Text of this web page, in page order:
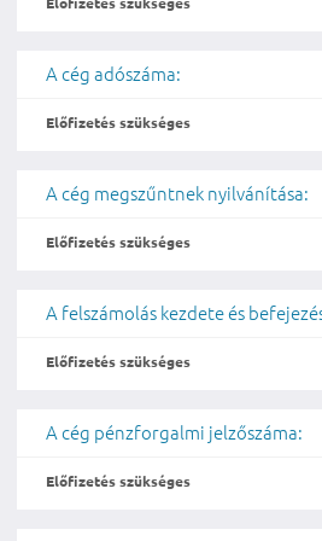
A cég adószáma:
Előfizetés szükséges
A cég megszűntnek nyilvánítása:
Előfizetés szükséges
A felszámolás kezdete és
Előfizetés szükséges
A cég pénzforgalmi jelzőszáma:
Előfizetés szükséges